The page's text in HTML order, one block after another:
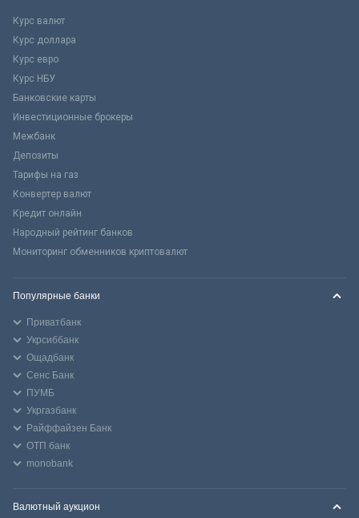
Курс валют
Курс доллара
Курс евро
Курс НБУ
Банковские карты
Инвестиционные брокеры
Межбанк
Депозиты
Тарифы на газ
Конвертер валют
Кредит онлайн
Народный рейтинг банков
Мониторинг обменников криптовалют
Популярные банки
Приватбанк
Укрсиббанк
Ощадбанк
Сенс Банк
ПУМБ
Укргазбанк
Райффайзен Банк
ОТП банк
monobank
Валютный аукцион